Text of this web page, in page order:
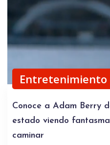
Entretenimiento
Conoce a Adam Berry
estado viendo
caminar